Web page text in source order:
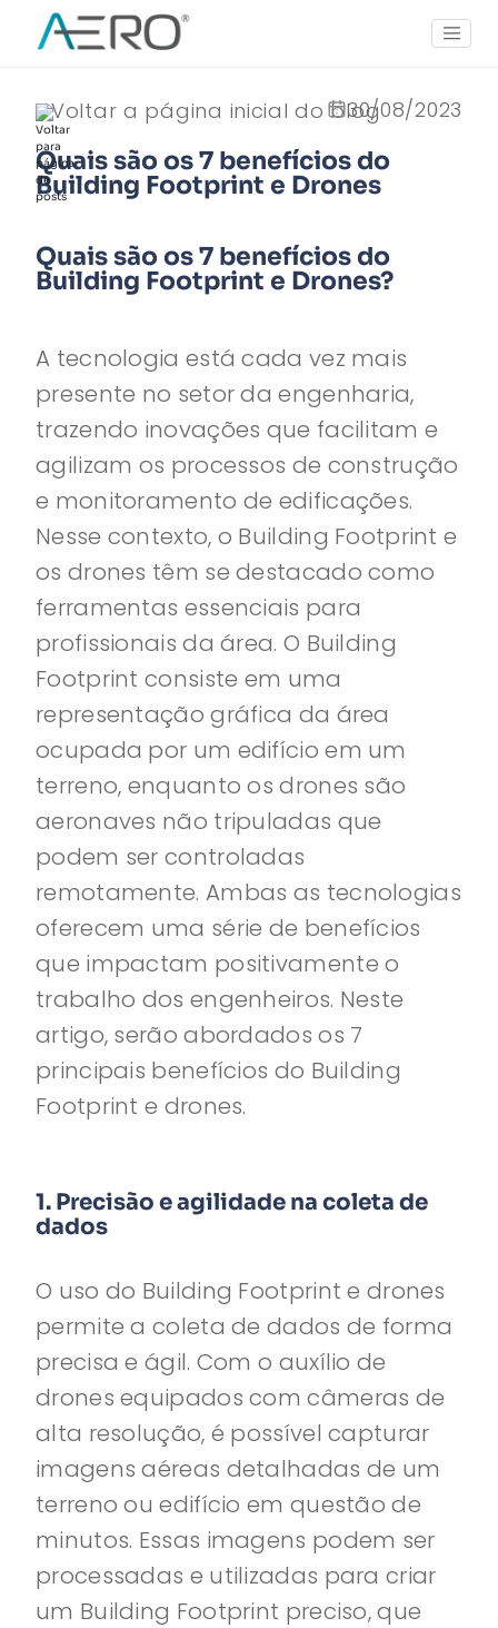
30/08/2023
Voltar a página inicial do blog
Quais são os 7 benefícios do
Building Footprint e Drones
Quais são os 7 benefícios do
Building Footprint e Drones?
A tecnologia está cada vez mais
presente no setor da engenharia,
trazendo inovações que facilitam e
agilizam os processos de construção
e monitoramento de edificações.
Nesse contexto, o Building Footprint e
os drones têm se destacado como
ferramentas essenciais para
profissionais da área. O Building
Footprint consiste em uma
representação gráfica da área
ocupada por um edifício em um
terreno, enquanto os drones são
aeronaves não tripuladas que
podem ser controladas
remotamente. Ambas as tecnologias
oferecem uma série de benefícios
que impactam positivamente o
trabalho dos engenheiros. Neste
artigo, serão abordados os 7
principais benefícios do Building
Footprint e drones.
1. Precisão e agilidade na coleta de
dados
O uso do Building Footprint e drones
permite a coleta de dados de forma
precisa e ágil. Com o auxílio de
drones equipados com câmeras de
alta resolução, é possível capturar
imagens aéreas detalhadas de um
terreno ou edifício em questão de
minutos. Essas imagens podem ser
processadas e utilizadas para criar
um Building Footprint preciso, que